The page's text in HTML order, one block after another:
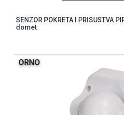
SENZOR POKRETA I PRISUSTVA
domet
ORNO